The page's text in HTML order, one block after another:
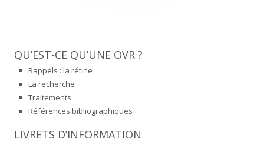
QU’EST-CE QU’UNE OVR ?
Rappels : la rétine
La recherche
Traitements
Références bibliographiques
LIVRETS D’INFORMATION